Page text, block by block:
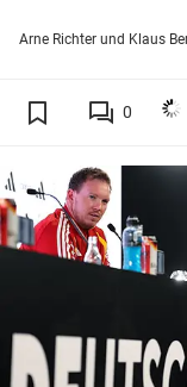
Arne Richter und Klaus
0